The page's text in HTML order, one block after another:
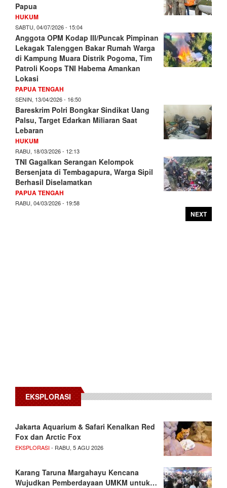
Papua
HUKUM
SABTU, 04/07/2026 - 15:04
Anggota OPM Kodap III/Puncak Pimpinan
Lekagak Talenggen Bakar Rumah Warga
di Kampung Muara Distrik Pogoma, Tim
Patroli Koops TNI Habema Amankan
Lokasi
PAPUA TENGAH
SENIN, 13/04/2026 - 16:50
Bareskrim Polri Bongkar Sindikat Uang
Palsu, Target Edarkan Miliaran Saat
Lebaran
HUKUM
RABU, 18/03/2026 - 12:13
TNI Gagalkan Serangan Kelompok
Bersenjata di Tembagapura, Warga Sipil
Berhasil Diselamatkan
PAPUA TENGAH
RABU, 04/03/2026 - 19:58
NEXT
EKSPLORASI
Jakarta Aquarium & Safari Kenalkan Red
Fox dan Arctic Fox
EKSPLORASI- RABU, 5 AGU 2026
Karang Taruna Margahayu Kencana
Wujudkan Pemberdayaan UMKM untuk…